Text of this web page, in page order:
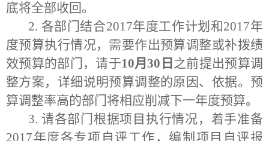
底将全部收回。
2. 各部门结合2017年度工作计划和2017年
度预算执行情况，需要作出预算调整或补拨绩
效预算的部门，请于10月30 日 之前提出预算调
整方案，详细说明预算调整的原因、依据。预
算调整率高的部门将相应削减下一年度预算。
3. 请各部门根据项目执行情况，着手准备
2017年度各专项自评工作，编制项目自评报